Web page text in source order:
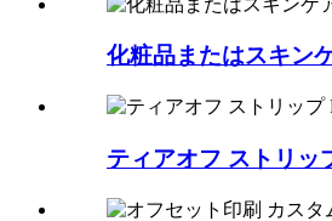
化粧品またはスキン
ティアオフ ストリッ